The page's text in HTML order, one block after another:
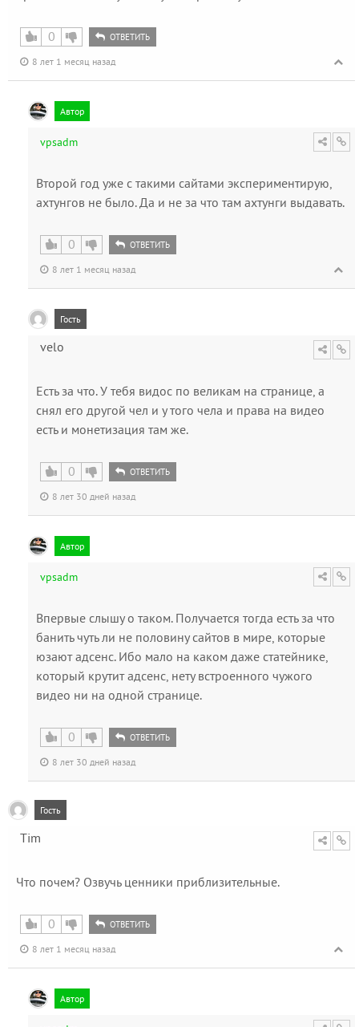
0 ОТВЕТИТЬ
8 лет 1 месяц назад
Автор
vpsadm
Второй год уже с такими сайтами экспериментирую,
ахтунгов не было. Да и не за что там ахтунги выдавать.
0 ОТВЕТИТЬ
8 лет 1 месяц назад
Гость
velo
Есть за что. У тебя видос по великам на странице, а
снял его другой чел и у того чела и права на видео
есть и монетизация там же.
0 ОТВЕТИТЬ
8 лет 30 дней назад
Автор
vpsadm
Впервые слышу о таком. Получается тогда есть за что
банить чуть ли не половину сайтов в мире, которые
юзают адсенс. Ибо мало на каком даже статейнике,
который крутит адсенс, нету встроенного чужого
видео ни на одной странице.
0 ОТВЕТИТЬ
8 лет 30 дней назад
Гость
Tim
Что почем? Озвучь ценники приблизительные.
0 ОТВЕТИТЬ
8 лет 1 месяц назад
Автор